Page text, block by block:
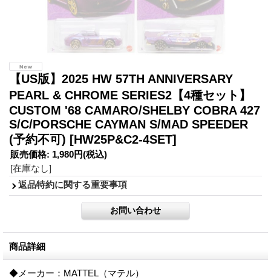
【US版】2025 HW 57TH ANNIVERSARY
PEARL & CHROME SERIES2【4種セット】
CUSTOM '68 CAMARO/SHELBY COBRA 427
S/C/PORSCHE CAYMAN S/MAD SPEEDER
(予約不可) [HW25P&C2-4SET]
販売価格: 1,980円(税込)
[在庫なし]
返品特約に関する重要事項
商品詳細
◆メーカー：MATTEL（マテル）